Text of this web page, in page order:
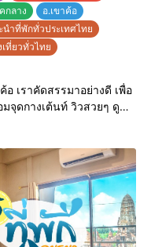
กลาง
อ.เขาค้อ
นำที่พักทั่วประเทศไทย
ที่ยวทั่วไทย
เราคัดสรรมาอย่างดี เพื่อ
จุดกางเต้นท์ วิวสวยๆ ดู
Tel : 083-9425644
The-Jazz-
?ref=page_internal
5ia3S3b91ntkgJtM8